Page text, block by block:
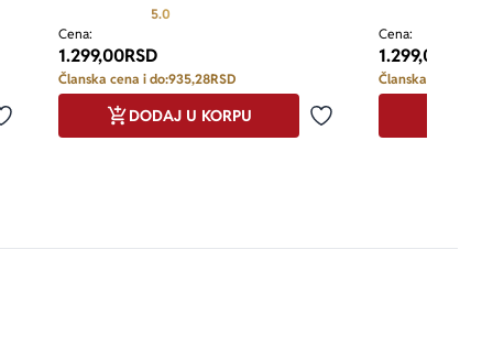
Dodaj u omiljene
5.0
Cena:
1.299,00RSD
Članska cena i do:935,28RSD
Dodaj u omiljene
DODAJ U KORPU
Cena:
1.299,00
Članska cena i do: